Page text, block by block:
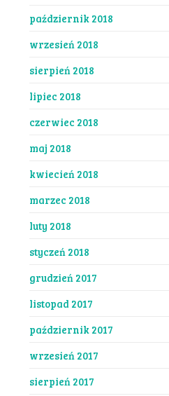
październik 2018
wrzesień 2018
sierpień 2018
lipiec 2018
czerwiec 2018
maj 2018
kwiecień 2018
marzec 2018
luty 2018
styczeń 2018
grudzień 2017
listopad 2017
październik 2017
wrzesień 2017
sierpień 2017